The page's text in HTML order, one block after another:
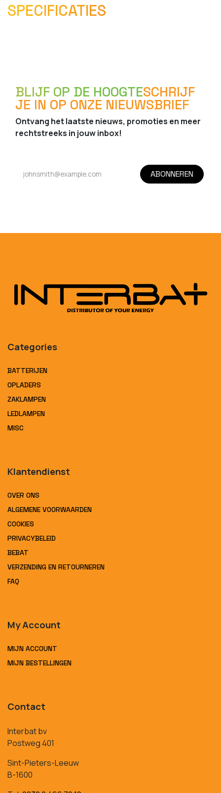
SPECIFICATIES
BLIJF OP DE HOOGTESCHRIJF
JE IN OP ONZE NIEUWSBRIEF
Ontvang het laatste nieuws, promoties en meer
rechtstreeks in jouw inbox!
ABONNEREN
Categories
BATTERIJEN
OPLADERS
ZAKLAMPEN
LEDLAMPEN
MISC
Klantendienst
OVER ONS
ALGEMENE VOORWAARDEN
COOKIES
PRIVACYBELEID
BEBAT
VERZENDING EN RETOURNEREN
FAQ
My Account
MIJN ACCOUNT
MIJN BESTELLINGEN
Contact
Interbat bv
Postweg 401
Sint-Pieters-Leeuw
B-1600